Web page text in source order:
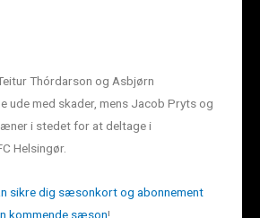
Thórdarson og Asbjørn
ude med skader, mens Jacob Pryts og
i stedet for at deltage i
Helsingør.
sikre dig sæsonkort og abonnement
kommende sæson!